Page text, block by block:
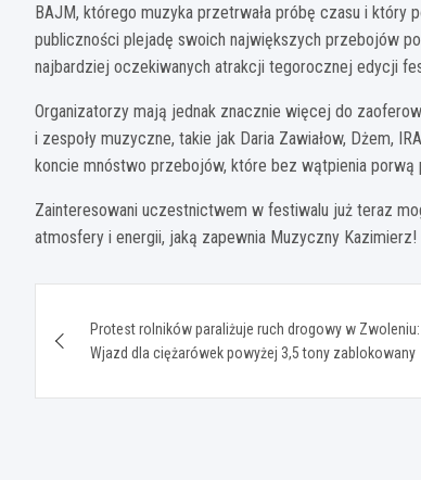
BAJM, którego muzyka przetrwała próbę czasu i który
publiczności plejadę swoich największych przebojów
najbardziej oczekiwanych atrakcji tegorocznej edycji
Organizatorzy mają jednak znacznie więcej do
i zespoły muzyczne, takie jak Daria Zawiałow, Dżem,
koncie mnóstwo przebojów, które bez wątpienia porwą
Zainteresowani uczestnictwem w festiwalu już teraz
atmosfery i energii, jaką zapewnia Muzyczny Kazimierz!
wpisuProtest rolników paraliżuje ruch drogowy w Zwoleniu:
Wjazd dla ciężarówek powyżej 3,5 tony zablokowany